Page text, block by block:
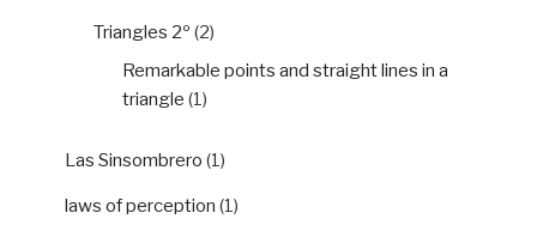
Triangles 2º (2)
Remarkable points and straight lines in a
triangle (1)
Las Sinsombrero (1)
laws of perception (1)